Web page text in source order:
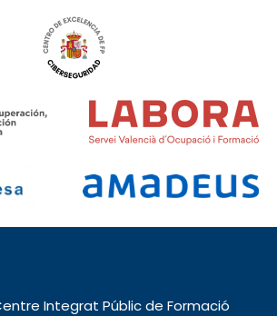
Integrat Públic de Formació